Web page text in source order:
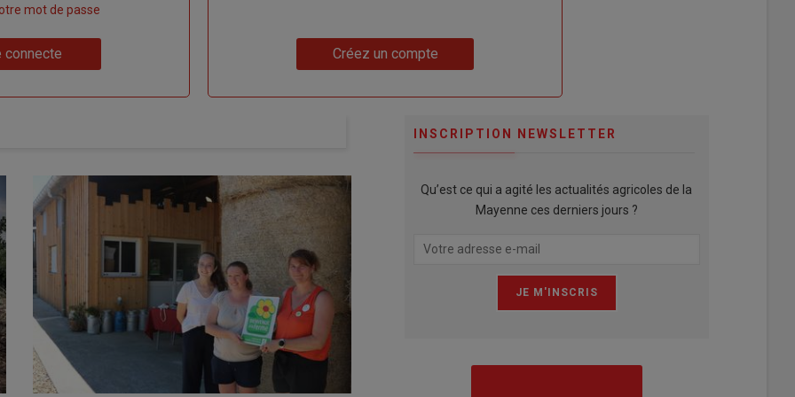
mot de passe
connecte Créez un compte
INSCRIPTION NEWSLETTER
Qu’est ce qui a agité les actualités agricoles de la
Mayenne ces derniers jours ?